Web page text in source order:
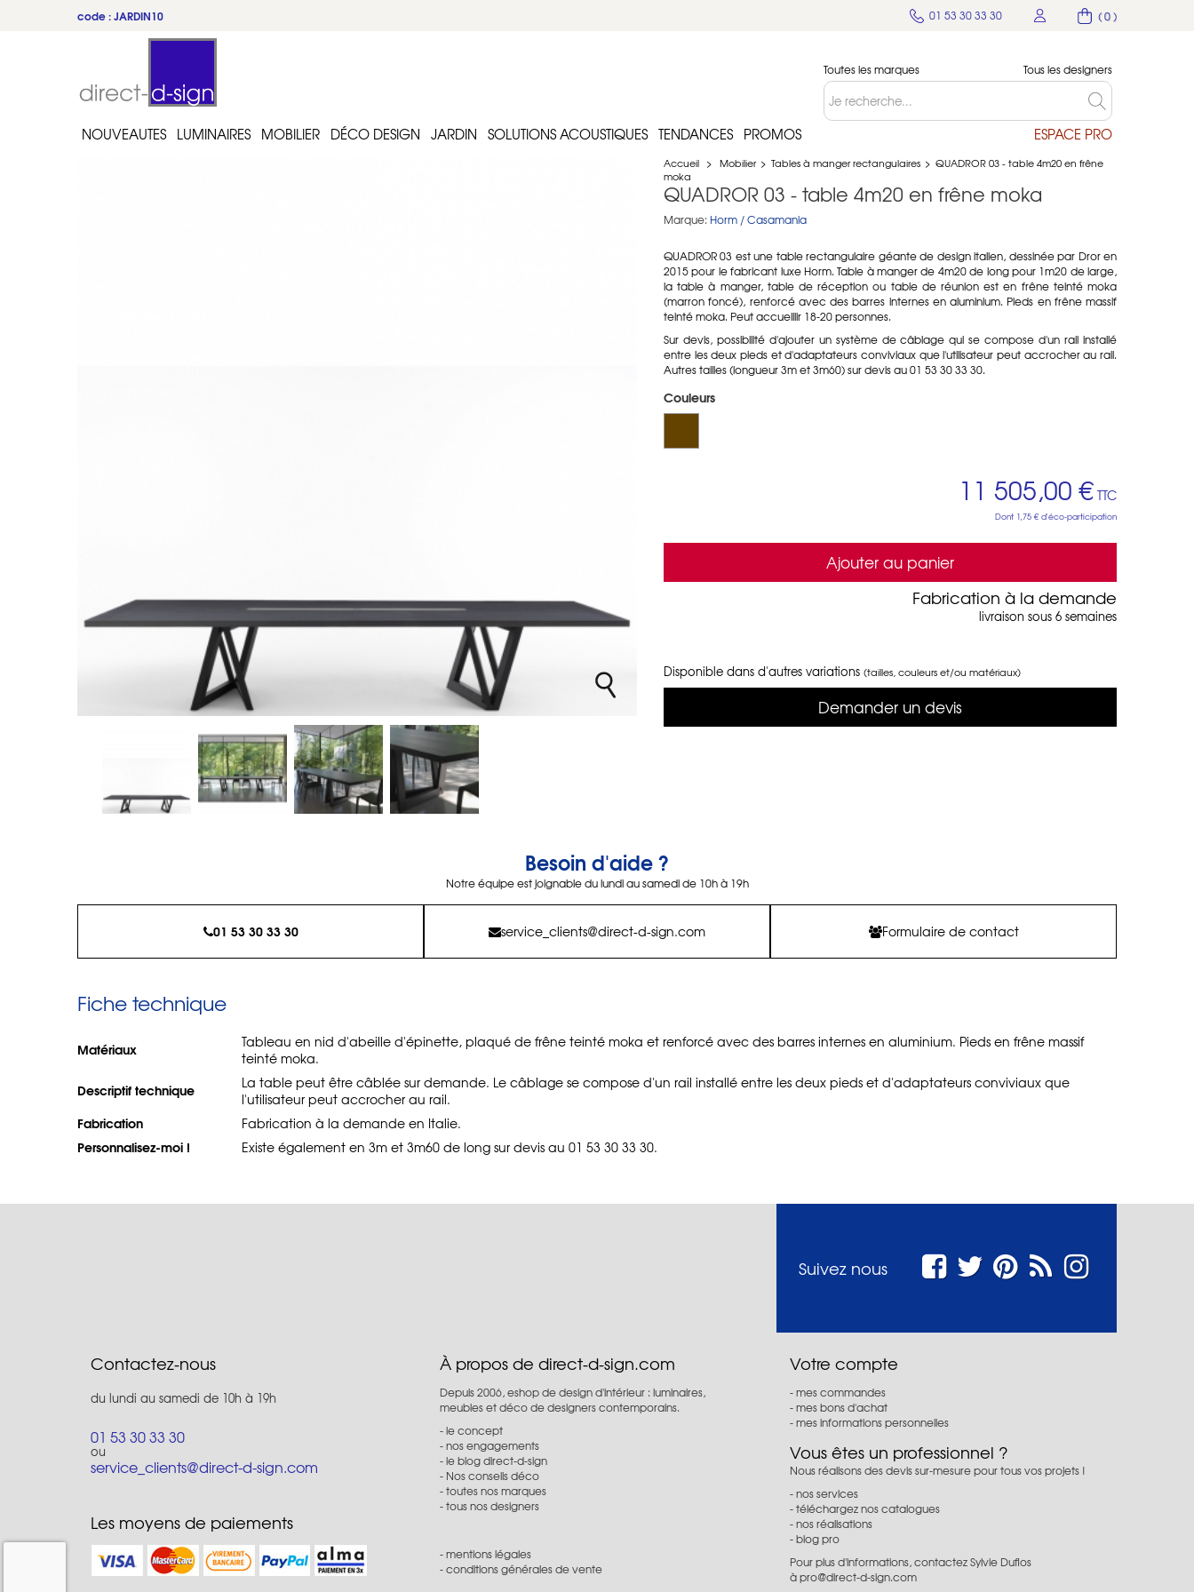
( 0 )
01 53 30 33 30
code : JARDIN10
Toutes les marques Tous les designers
NOUVEAUTES LUMINAIRES MOBILIER DÉCO DESIGN JARDIN SOLUTIONS ACOUSTIQUES TENDANCES PROMOS ESPACE PRO
Accueil > Mobilier > Tables à manger rectangulaires > QUADROR 03 - table 4m20 en frêne
moka
QUADROR 03 - table 4m20 en frêne moka
Marque: Horm / Casamania
QUADROR 03 est une table rectangulaire géante de design italien, dessinée par Dror en
2015 pour le fabricant luxe Horm. Table à manger de 4m20 de long pour 1m20 de large,
la table à manger, table de réception ou table de réunion est en frêne teinté moka
(marron foncé), renforcé avec des barres internes en aluminium. Pieds en frêne massif
teinté moka. Peut accueillir 18-20 personnes.
Sur devis, possibilité d'ajouter un système de câblage qui se compose d'un rail installé
entre les deux pieds et d'adaptateurs conviviaux que l'utilisateur peut accrocher au rail.
Autres tailles (longueur 3m et 3m60) sur devis au 01 53 30 33 30.
Couleurs
11 505,00 € TTC
Dont 1,75 € d'éco-participation
Ajouter au panier
Fabrication à la demande
livraison sous 6 semaines
Disponible dans d'autres variations (tailles, couleurs et/ou matériaux)
Demander un devis
Besoin d'aide ?
Notre équipe est joignable du lundi au samedi de 10h à 19h
01 53 30 33 30 service_clients@direct-d-sign.com Formulaire de contact
Fiche technique
Matériaux
Tableau en nid d'abeille d'épinette, plaqué de frêne teinté moka et renforcé avec des barres internes en aluminium. Pieds en frêne massif
teinté moka.
Descriptif technique
La table peut être câblée sur demande. Le câblage se compose d'un rail installé entre les deux pieds et d'adaptateurs conviviaux que
l'utilisateur peut accrocher au rail.
Fabrication Fabrication à la demande en Italie.
Personnalisez-moi ! Existe également en 3m et 3m60 de long sur devis au 01 53 30 33 30.
Suivez nous
Contactez-nous
du lundi au samedi de 10h à 19h
01 53 30 33 30
ou
service_clients@direct-d-sign.com
Les moyens de paiements
À propos de direct-d-sign.com
Depuis 2006, eshop de design d'intérieur : luminaires,
meubles et déco de designers contemporains.
le concept
nos engagements
le blog direct-d-sign
Nos conseils déco
toutes nos marques
tous nos designers
mentions légales
conditions générales de vente
Votre compte
mes commandes
mes bons d'achat
mes informations personnelles
Vous êtes un professionnel ?
Nous réalisons des devis sur-mesure pour tous vos projets !
nos services
téléchargez nos catalogues
nos réalisations
blog pro
Pour plus d'informations, contactez Sylvie Duflos
àpro@direct-d-sign.com